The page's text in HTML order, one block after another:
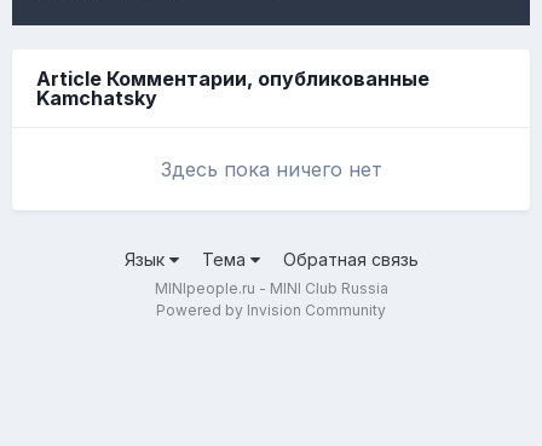
Article Комментарии, опубликованные
Kamchatsky
Здесь пока ничего нет
Язык Тема Обратная связь
MINIpeople.ru - MINI Club Russia
Powered by Invision Community